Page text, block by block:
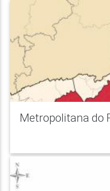
Metropolitana do